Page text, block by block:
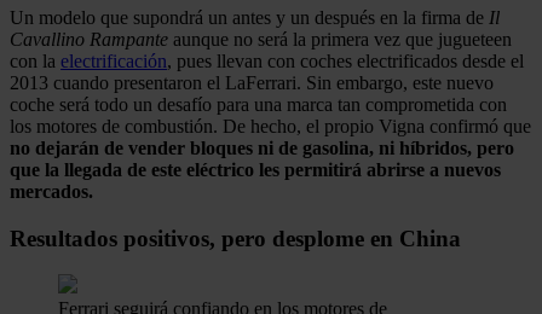
Un modelo que supondrá un antes y un después en la firma de Il
Cavallino Rampante aunque no será la primera vez que jugueteen
con la electrificación, pues llevan con coches electrificados desde el
2013 cuando presentaron el LaFerrari. Sin embargo, este nuevo
coche será todo un desafío para una marca tan comprometida con
los motores de combustión. De hecho, el propio Vigna confirmó que
no dejarán de vender bloques ni de gasolina, ni híbridos, pero
que la llegada de este eléctrico les permitirá abrirse a nuevos
mercados.
Resultados positivos, pero desplome en China
Ferrari seguirá confiando en los motores de